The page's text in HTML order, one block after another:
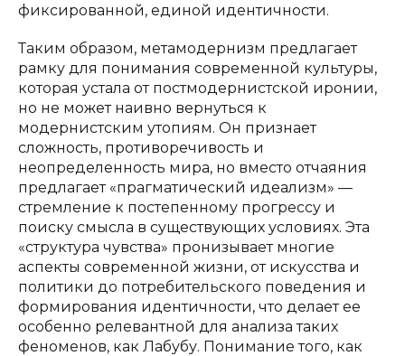
фиксированной, единой идентичности.
Таким образом, метамодернизм предлагает
рамку для понимания современной культуры,
которая устала от постмодернистской иронии,
но не может наивно вернуться к
модернистским утопиям. Он признает
сложность, противоречивость и
неопределенность мира, но вместо отчаяния
предлагает «прагматический идеализм» —
стремление к постепенному прогрессу и
поиску смысла в существующих условиях. Эта
«структура чувства» пронизывает многие
аспекты современной жизни, от искусства и
политики до потребительского поведения и
формирования идентичности, что делает ее
особенно релевантной для анализа таких
феноменов, как Лабубу. Понимание того, как